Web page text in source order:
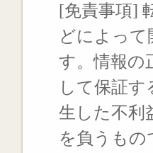
[免責事項]
どによっ
す。情報の
して保証
生した不利
を負うも